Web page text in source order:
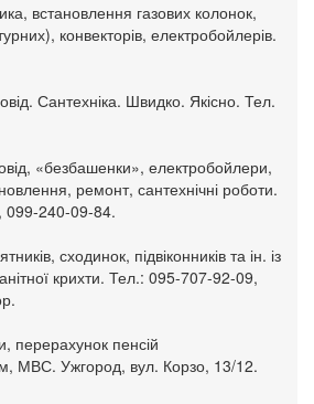
встановлення газових колонок,
конвекторів, електробойлерів.
Сантехніка. Швидко. Якісно. Тел.
«безбашенки», електробойлери,
ремонт, сантехнічні роботи.
099-240-09-84.
сходинок, підвіконників та ін. із
крихти. Тел.: 095-707-92-09,
перерахунок пенсій
МВС. Ужгород, вул. Корзо, 13/12.